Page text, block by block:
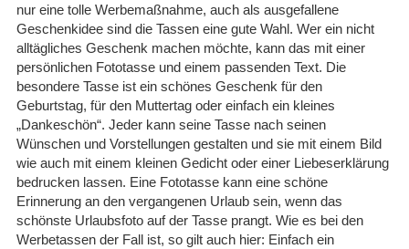
nur eine tolle Werbemaßnahme, auch als ausgefallene
Geschenkidee sind die Tassen eine gute Wahl. Wer ein nicht
alltägliches Geschenk machen möchte, kann das mit einer
persönlichen Fototasse und einem passenden Text. Die
besondere Tasse ist ein schönes Geschenk für den
Geburtstag, für den Muttertag oder einfach ein kleines
„Dankeschön“. Jeder kann seine Tasse nach seinen
Wünschen und Vorstellungen gestalten und sie mit einem Bild
wie auch mit einem kleinen Gedicht oder einer Liebeserklärung
bedrucken lassen. Eine Fototasse kann eine schöne
Erinnerung an den vergangenen Urlaub sein, wenn das
schönste Urlaubsfoto auf der Tasse prangt. Wie es bei den
Werbetassen der Fall ist, so gilt auch hier: Einfach ein